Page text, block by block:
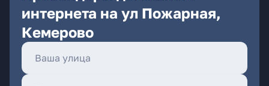
интернета на ул Пожарная,
Кемерово